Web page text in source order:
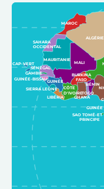
ALGÉRIE
MAROC
GUINÉE
BÉNIN
GUINÉE
GUINÉE-BISSAU
SÉNÉGAL
GAMBIE
MALI
MAURITANIE
SAHARA
OCCIDENTAL
TOGO
GHANA
LIBÉRIA
SIERRA LEONE CÔTE
D'IVOIRE
CAP-VERT
SAO TOMÉ-ET
PRINCIPE
BURKINA
FASO